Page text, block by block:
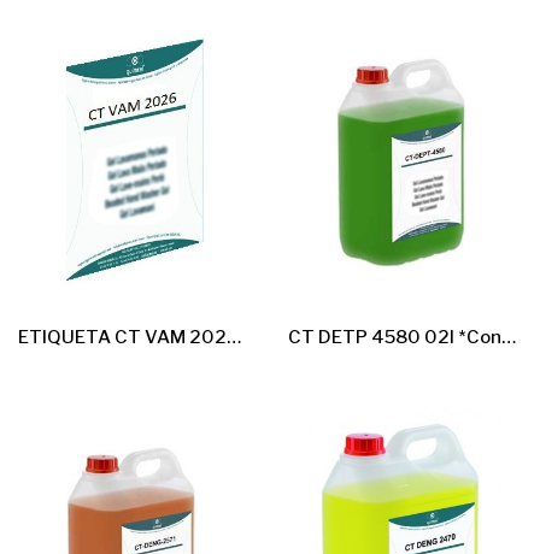
ETIQUETA CT VAM 2026 AL USO 20U CT DETP 4580 02l *Concentrado Multiusos*